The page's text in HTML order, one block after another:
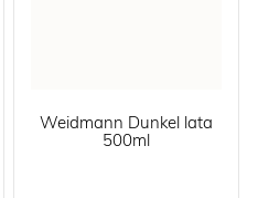
Weidmann Dunkel lata
500ml